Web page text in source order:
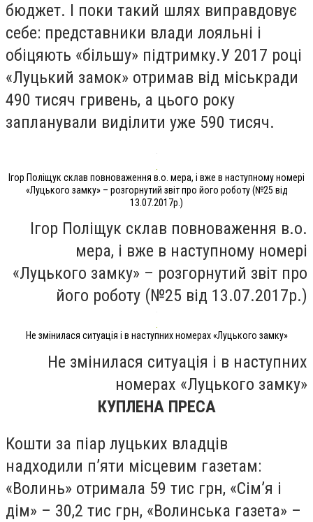
бюджет. І поки такий шлях виправдовує
себе: представники влади лояльні і
обіцяють «більшу» підтримку.У 2017 році
«Луцький замок» отримав від міськради
490 тисяч гривень, а цього року
запланували виділити уже 590 тисяч.
Ігор Поліщук склав повноваження в.о. мера, і вже в наступному номері
«Луцького замку» – розгорнутий звіт про його роботу (№25 від
13.07.2017р.)
Ігор Поліщук склав повноваження в.о.
мера, і вже в наступному номері
«Луцького замку» – розгорнутий звіт про
його роботу (№25 від 13.07.2017р.)
Не змінилася ситуація і в наступних номерах «Луцького замку»
Не змінилася ситуація і в наступних
номерах «Луцького замку»
КУПЛЕНА ПРЕСА
Кошти за піар луцьких владців
надходили п’яти місцевим газетам:
«Волинь» отримала 59 тис грн, «Сім’я і
дім» – 30,2 тис грн, «Волинська газета» –